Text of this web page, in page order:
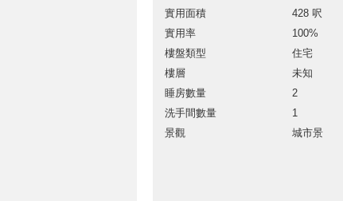
實用面積
428 呎
實用率
100%
樓盤類型
住宅
樓層
未知
睡房數量
2
洗手間數量
1
景觀
城市景